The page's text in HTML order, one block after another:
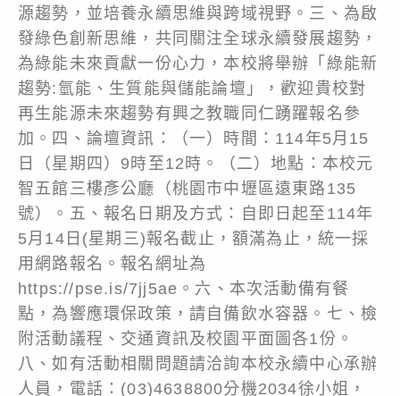
源趨勢，並培養永續思維與跨域視野。三、為啟
發綠色創新思維，共同關注全球永續發展趨勢，
為綠能未來貢獻一份心力，本校將舉辦「綠能新
趨勢:氫能、生質能與儲能論壇」，歡迎貴校對
再生能源未來趨勢有興之教職同仁踴躍報名參
加。四、論壇資訊：（一）時間：114年5月15
日（星期四）9時至12時。（二）地點：本校元
智五館三樓彥公廳（桃園市中壢區遠東路135
號）。五、報名日期及方式：自即日起至114年
5月14日(星期三)報名截止，額滿為止，統一採
用網路報名。報名網址為
https://pse.is/7jj5ae。六、本次活動備有餐
點，為響應環保政策，請自備飲水容器。七、檢
附活動議程、交通資訊及校園平面圖各1份。
八、如有活動相關問題請洽詢本校永續中心承辦
人員，電話：(03)4638800分機2034徐小姐，